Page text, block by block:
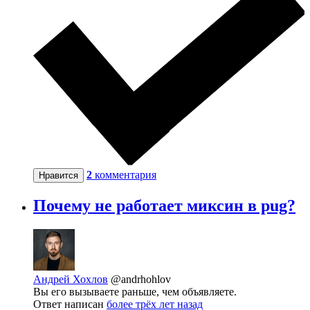
Нравится 2 комментария
Почему не работает миксин в pug?
Андрей Хохлов @andrhohlov
Вы его вызываете раньше, чем объявляете.
Ответ написан более трёх лет назад